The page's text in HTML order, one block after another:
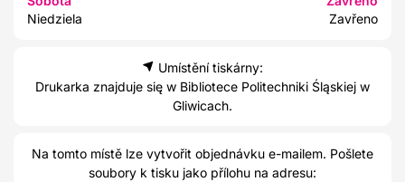
Niedziela
Zavřeno
Umístění tiskárny:
Drukarka znajduje się w Bibliotece Politechniki Śląskiej w
Gliwicach.
Na tomto místě lze vytvořit objednávku e-mailem. Pošlete
soubory k tisku jako přílohu na adresu: